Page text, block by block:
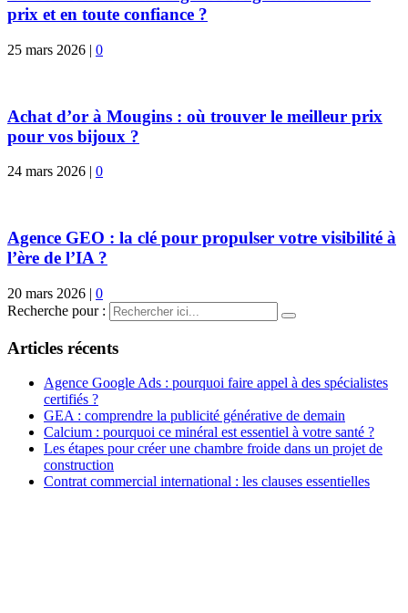
prix et en toute confiance ?
25 mars 2026 | 0
Achat d’or à Mougins : où trouver le meilleur prix
pour vos bijoux ?
24 mars 2026 | 0
Agence GEO : la clé pour propulser votre visibilité à
l’ère de l’IA ?
20 mars 2026 | 0
Recherche pour :
Articles récents
Agence Google Ads : pourquoi faire appel à des spécialistes
certifiés ?
GEA : comprendre la publicité générative de demain
Calcium : pourquoi ce minéral est essentiel à votre santé ?
Les étapes pour créer une chambre froide dans un projet de
construction
Contrat commercial international : les clauses essentielles